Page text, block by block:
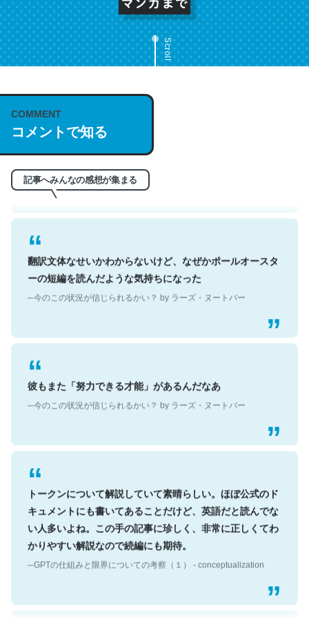
Scroll
COMMENT
コメントで知る
記事へみんなの感想が集まる
これは名文。彼はとてもクレバーなんだろうなと凄く思
う。英語少しでも読める人は原文もお勧め。自分はこの流
れ好き。Let’s Fucking Go. Then Covid hit. Shit.
翻訳文体なせいかわからないけど、なぜかポールオースタ
ーの短編を読んだような気持ちになった
彼もまた「努力できる才能」があるんだなあ
トークンについて解説していて素晴らしい。ほぼ公式のド
キュメントにも書いてあることだけど、英語だと読んでな
い人多いよね。この手の記事に珍しく、非常に正しくてわ
かりやすい解説なので続編にも期待。